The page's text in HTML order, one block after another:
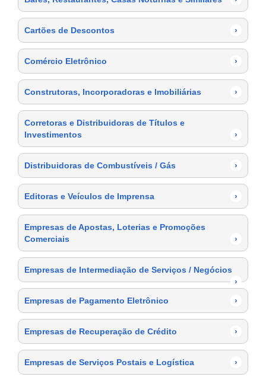
Cartões de Descontos ›
Comércio Eletrônico ›
Construtoras, Incorporadoras e Imobiliárias ›
Corretoras e Distribuidoras de Títulos e
Investimentos
›
Distribuidoras de Combustíveis / Gás ›
Editoras e Veículos de Imprensa ›
Empresas de Apostas, Loterias e Promoções
Comerciais
›
Empresas de Intermediação de Serviços / Negócios
›
Empresas de Pagamento Eletrônico
›
Empresas de Recuperação de Crédito ›
Empresas de Serviços Postais e Logística ›